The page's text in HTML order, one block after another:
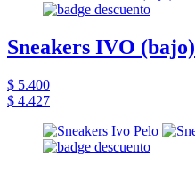
Sneakers IVO (bajo)
$ 5.400
$ 4.427